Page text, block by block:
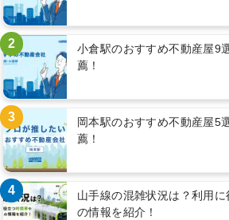
2
小倉駅のおすすめ不動産屋9
薦！
3
岡本駅のおすすめ不動産屋5
薦！
4
山手線の混雑状況は？利用
の情報を紹介！